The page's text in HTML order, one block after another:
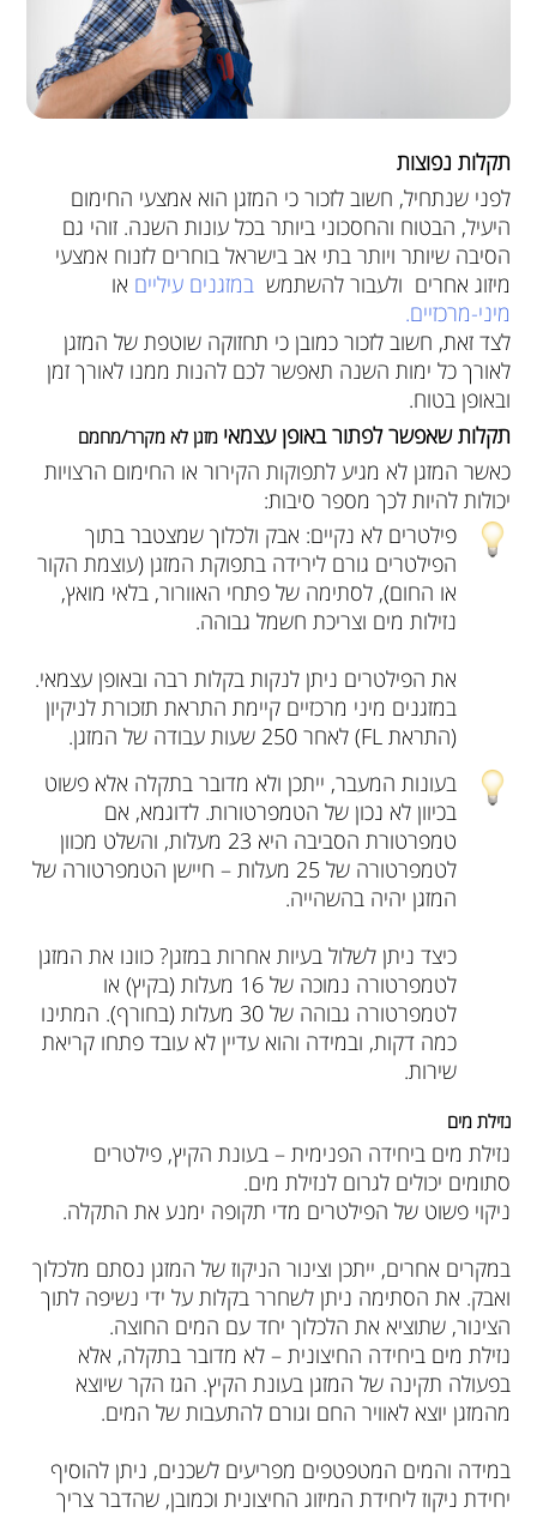
תקלות נפוצות
לפני שנתחיל, חשוב לזכור כי המזגן הוא אמצעי החימום
היעיל, הבטוח והחסכוני ביותר בכל עונות השנה. זוהי גם
הסיבה שיותר ויותר בתי אב בישראל בוחרים לזנוח אמצעי
מיזוג אחרים ולעבור להשתמשבמזגנים עיליים או
מיני-מרכזיים.
לצד זאת, חשוב לזכור כמובן כי תחזוקה שוטפת של המזגן
לאורך כל ימות השנה תאפשר לכם להנות ממנו לאורך זמן
ובאופן בטוח.
תקלות שאפשר לפתור באופן עצמאי מזגן לא מקרר/מחמם
כאשר המזגן לא מגיע לתפוקות הקירור או החימום הרצויות
יכולות להיות לכך מספר סיבות:
פילטרים לא נקיים: אבק ולכלוך שמצטבר בתוך
הפילטרים גורם לירידה בתפוקת המזגן (עוצמת הקור
או החום), לסתימה של פתחי האוורור, בלאי מואץ,
נזילות מים וצריכת חשמל גבוהה.
את הפילטרים ניתן לנקות בקלות רבה ובאופן עצמאי.
במזגנים מיני מרכזיים קיימת התראת תזכורת לניקיון
(התראת FL) לאחר 250 שעות עבודה של המזגן.
בעונות המעבר, ייתכן ולא מדובר בתקלה אלא פשוט
בכיוון לא נכון של הטמפרטורות. לדוגמא, אם
טמפרטורת הסביבה היא 23 מעלות, והשלט מכוון
לטמפרטורה של 25 מעלות – חיישן הטמפרטורה של
המזגן יהיה בהשהייה.
כיצד ניתן לשלול בעיות אחרות במזגן? כוונו את המזגן
לטמפרטורה נמוכה של 16 מעלות (בקיץ) או
לטמפרטורה גבוהה של 30 מעלות (בחורף). המתינו
כמה דקות, ובמידה והוא עדיין לא עובד פתחו קריאת
שירות.
נזילת מים
נזילת מים ביחידה הפנימית – בעונת הקיץ, פילטרים
סתומים יכולים לגרום לנזילת מים.
ניקוי פשוט של הפילטרים מדי תקופה ימנע את התקלה.
במקרים אחרים, ייתכן וצינור הניקוז של המזגן נסתם מלכלוך
ואבק. את הסתימה ניתן לשחרר בקלות על ידי נשיפה לתוך
הצינור, שתוציא את הלכלוך יחד עם המים החוצה.
נזילת מים ביחידה החיצונית – לא מדובר בתקלה, אלא
בפעולה תקינה של המזגן בעונת הקיץ. הגז הקר שיוצא
מהמזגן יוצא לאוויר החם וגורם להתעבות של המים.
במידה והמים המטפטפים מפריעים לשכנים, ניתן להוסיף
יחידת ניקוז ליחידת המיזוג החיצונית וכמובן, שהדבר צריך